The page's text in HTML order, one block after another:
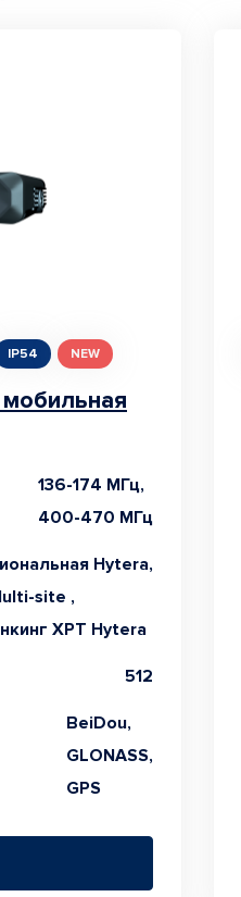
IP54 NEW
136-174 МГц,
400-470 МГц
Hytera,
site ,
XPT Hytera
512
BeiDou,
GLONASS,
GPS